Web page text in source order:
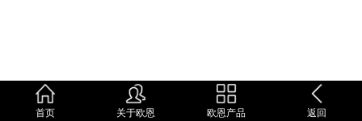
首页 关于欧恩 欧恩产品 返回